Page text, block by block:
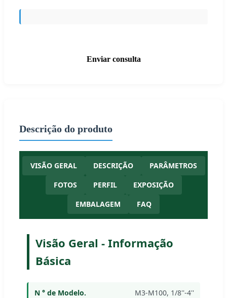
Enviar consulta
Descrição do produto
VISÃO GERAL DESCRIÇÃO
PARÂMETROS
FOTOS
PERFIL
EXPOSIÇÃO
EMBALAGEM
FAQ
Visão Geral - Informação
Básica
N ° de Modelo. M3-M100, 1/8''-4''